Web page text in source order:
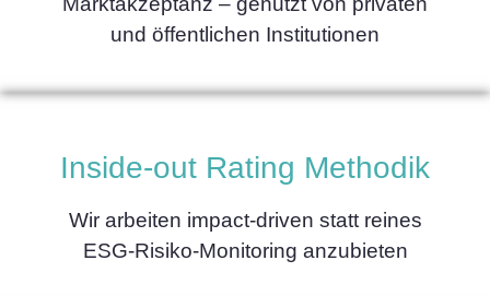
und öffentlichen Institutionen
Inside-out Rating Methodik
Wir arbeiten impact-driven statt reines
ESG-Risiko-Monitoring anzubieten